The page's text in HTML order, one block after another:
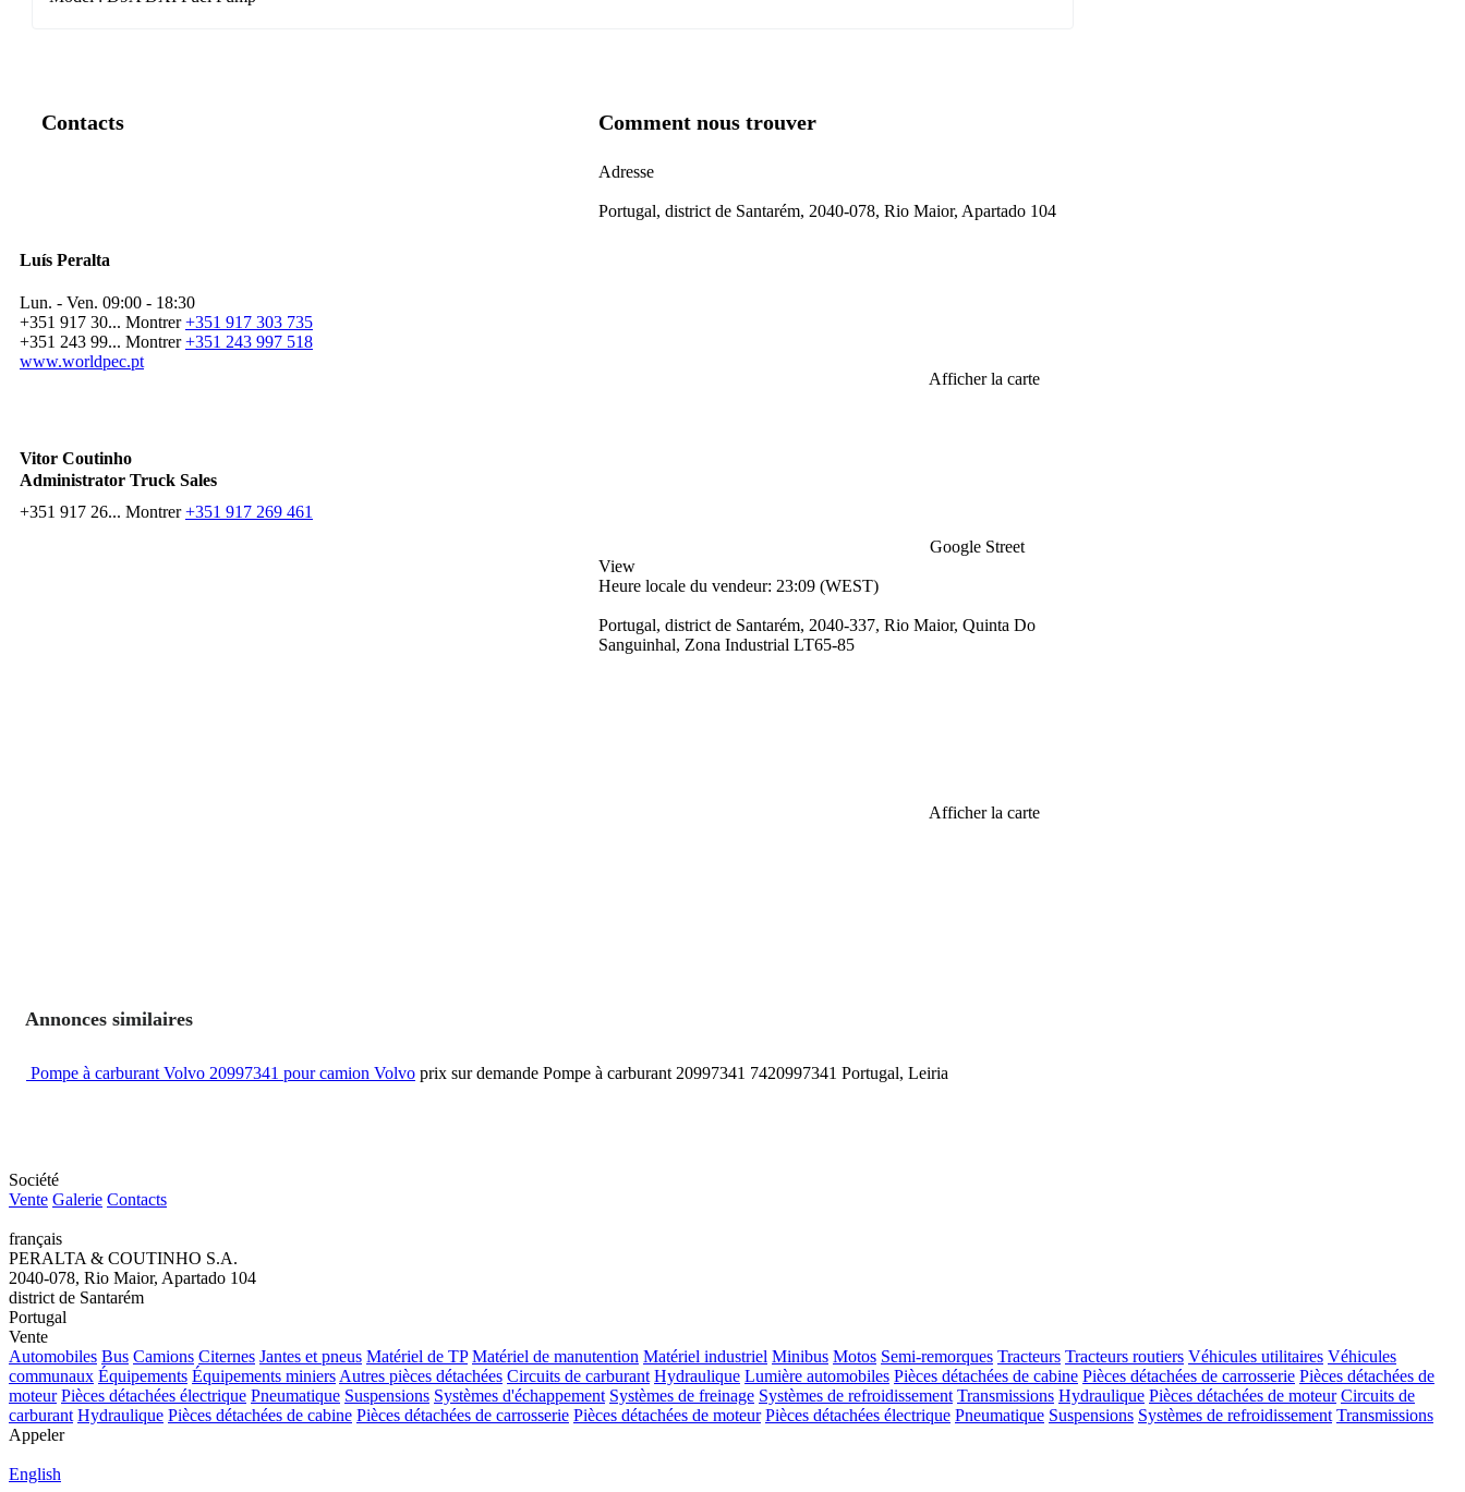
Contacts
Luís Peralta
Lun. - Ven. 09:00 - 18:30
+351 917 30... Montrer+351 917 303 735
+351 243 99... Montrer+351 243 997 518
www.worldpec.pt
Vitor Coutinho
Administrator Truck Sales
+351 917 26... Montrer+351 917 269 461
Comment nous trouver
Adresse
Portugal, district de Santarém, 2040-078, Rio Maior, Apartado 104
Afficher la carte
Google Street
View
Heure locale du vendeur: 23:09 (WEST)
Portugal, district de Santarém, 2040-337, Rio Maior, Quinta Do
Sanguinhal, Zona Industrial LT65-85
Afficher la carte
Annonces similaires
Pompe à carburant Volvo 20997341 pour camion Volvo prix sur demande Pompe à carburant20997341 7420997341 Portugal, Leiria
Société
Vente Galerie Contacts
français
PERALTA & COUTINHO S.A.
2040-078, Rio Maior, Apartado 104
district de Santarém
Portugal
Vente
Automobiles Bus Camions Citernes Jantes et pneus Matériel de TP Matériel de manutention Matériel industriel Minibus Motos Semi-remorques Tracteurs Tracteurs routiers Véhicules utilitaires Véhicules
communaux Équipements Équipements miniersAutres pièces détachées Circuits de carburant Hydraulique Lumière automobiles Pièces détachées de cabine Pièces détachées de carrosserie Pièces détachées de
moteur Pièces détachées électrique Pneumatique Suspensions Systèmes d'échappement Systèmes de freinage Systèmes de refroidissement Transmissions Hydraulique Pièces détachées de moteur Circuits de
carburant Hydraulique Pièces détachées de cabine Pièces détachées de carrosserie Pièces détachées de moteur Pièces détachées électrique Pneumatique Suspensions Systèmes de refroidissement Transmissions
Appeler
English